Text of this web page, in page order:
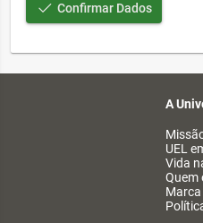
Confirmar Dados
A
UEL
Vida
Quem